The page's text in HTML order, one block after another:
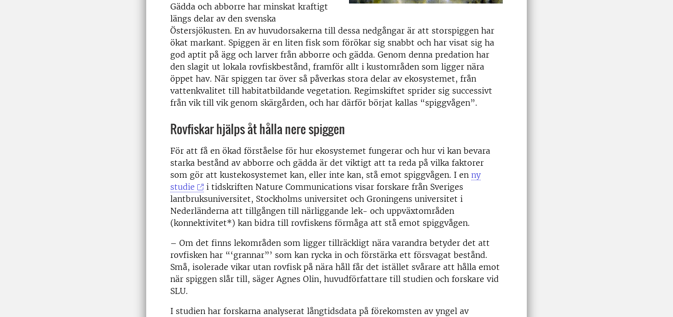
Gädda och abborre har minskat kraftigt
längs delar av den svenska
Östersjökusten. En av huvudorsakerna till dessa nedgångar är att storspiggen har
ökat markant. Spiggen är en liten fisk som förökar sig snabbt och har visat sig ha
god aptit på ägg och larver från abborre och gädda. Genom denna predation har
den slagit ut lokala rovfiskbestånd, framför allt i kustområden som ligger nära
öppet hav. När spiggen tar över så påverkas stora delar av ekosystemet, från
vattenkvalitet till habitatbildande vegetation. Regimskiftet sprider sig successivt
från vik till vik genom skärgården, och har därför börjat kallas “spiggvågen”.
Rovfiskar hjälps åt hålla nere spiggen
För att få en ökad förståelse för hur ekosystemet fungerar och hur vi kan bevara
starka bestånd av abborre och gädda är det viktigt att ta reda på vilka faktorer
som gör att kustekosystemet kan, eller inte kan, stå emot spiggvågen. I en ny
studie
i tidskriften Nature Communications visar forskare från Sveriges
lantbruksuniversitet, Stockholms universitet och Groningens universitet i
Nederländerna att tillgången till närliggande lek- och uppväxtområden
(konnektivitet*) kan bidra till rovfiskens förmåga att stå emot spiggvågen.
– Om det finns lekområden som ligger tillräckligt nära varandra betyder det att
rovfisken har “‘grannar”’ som kan rycka in och förstärka ett försvagat bestånd.
Små, isolerade vikar utan rovfisk på nära håll får det istället svårare att hålla emot
när spiggen slår till, säger Agnes Olin, huvudförfattare till studien och forskare vid
SLU.
I studien har forskarna analyserat långtidsdata på förekomsten av yngel av